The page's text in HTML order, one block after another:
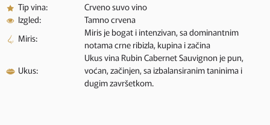
Tip vina:
Crveno suvo vino
Izgled:
Tamno crvena
Miris:
Miris je bogat i intenzivan, sa dominantnim
notama crne ribizla, kupina i začina
Ukus:
Ukus vina Rubin Cabernet Sauvignon je pun,
voćan, začinjen, sa izbalansiranim taninima i
dugim završetkom.